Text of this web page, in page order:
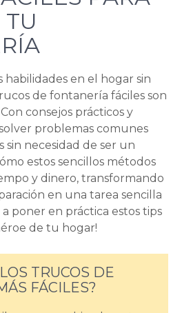
habilidades en el hogar sin
de fontanería fáciles son
consejos prácticos y
problemas comunes
sin necesidad de ser un
estos sencillos métodos
y dinero, transformando
en una tarea sencilla
poner en práctica estos tips
de tu hogar!
TRUCOS DE
FÁCILES?